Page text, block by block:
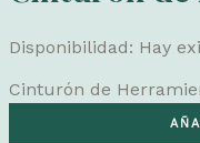
Disponibilidad: Hay
Cinturón de